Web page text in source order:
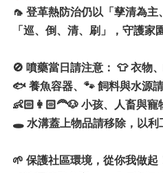
🦟 登革熱防治仍以「孳清為
「巡、倒、清、刷」，守護家
🚫 噴藥當日請注意： 👕 衣物
🐟 養魚容器、🐾 飼料與水源
👶🏻👩🏻‍🦰🐶 小孩、人畜與寵
🕳 水溝蓋上物品請移除，以利
🌱 保護社區環境，從你我做